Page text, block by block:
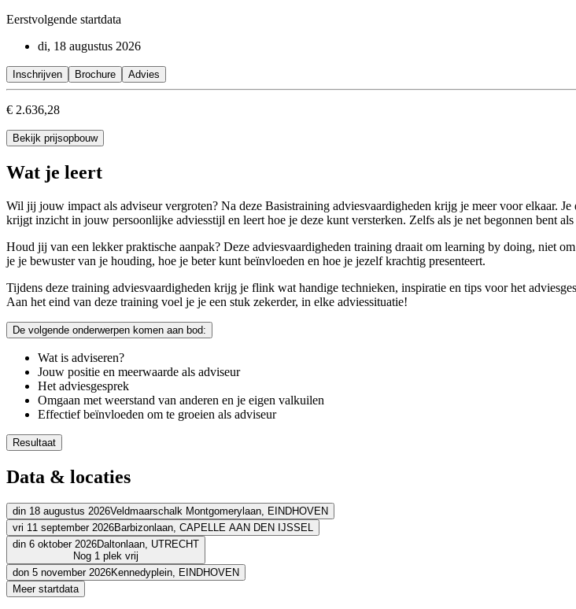
Eerstvolgende startdata
di, 18 augustus 2026
Inschrijven Brochure Advies
€ 2.636,28
Bekijk prijsopbouw
Wat je leert
Wil jij jouw impact als adviseur vergroten? Na deze Basistraining adviesvaardigheden krijg je meer voor elkaar.
krijgt inzicht in jouw persoonlijke adviesstijl en leert hoe je deze kunt versterken. Zelfs als je net begonnen bent als
Houd jij van een lekker praktische aanpak? Deze adviesvaardigheden training draait om learning by doing, niet
je je bewuster van je houding, hoe je beter kunt beïnvloeden en hoe je jezelf krachtig presenteert.
Tijdens deze training adviesvaardigheden krijg je flink wat handige technieken, inspiratie en tips voor het
Aan het eind van deze training voel je je een stuk zekerder, in elke adviessituatie!
De volgende onderwerpen komen aan bod:
Wat is adviseren?
Jouw positie en meerwaarde als adviseur
Het adviesgesprek
Omgaan met weerstand van anderen en je eigen valkuilen
Effectief beïnvloeden om te groeien als adviseur
Resultaat
Je krijgt meer voor elkaar als adviseur
Je kent de fasen van een adviesproces en jouw rol hierin
Je kunt inspelen op weerstand en kent je eigen belemmeringen
Je hebt meer inzicht in de verwachtingen van opdrachtgevers
Je bent in staat opdrachtgevers effectief te beïnvloeden
Data & locaties
din 18 augustus 2026Veldmaarschalk Montgomerylaan, EINDHOVEN
Adres
Holiday Inn EindhovenVeldmaarschalk Montgomerylaan
Bekijk route
vri 11 september 2026Barbizonlaan, CAPELLE AAN DEN IJSSEL
BCN RotterdamBarbizonlaan2908 MB CAPELLE AAN DEN IJSSEL
Bekijk route
din 6 oktober 2026Daltonlaan, UTRECHT
Nog 1 plek vrij
Adres
don 5 november 2026Kennedyplein, EINDHOVEN
Adres
Meer startdata